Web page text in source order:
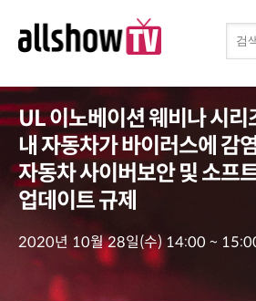
UL 이노베이션 웨비나 시리
내 자동차가 바이러스에 감
자동차 사이버보안 및 소프
업데이트 규제
2020년 10월 28일(수) 14:00 ~